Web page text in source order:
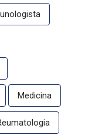
Medicina